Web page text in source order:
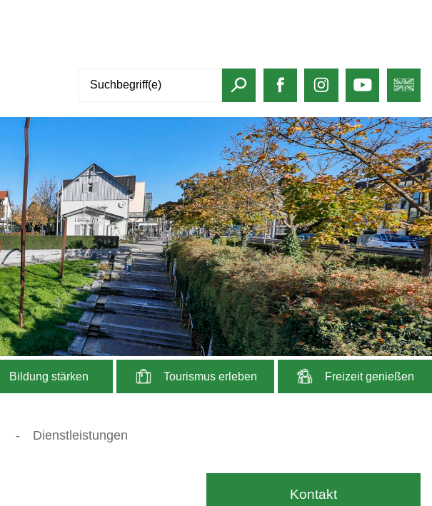
Bildung stärken Tourismus erleben Freizeit genießen
- Dienstleistungen
Kontakt